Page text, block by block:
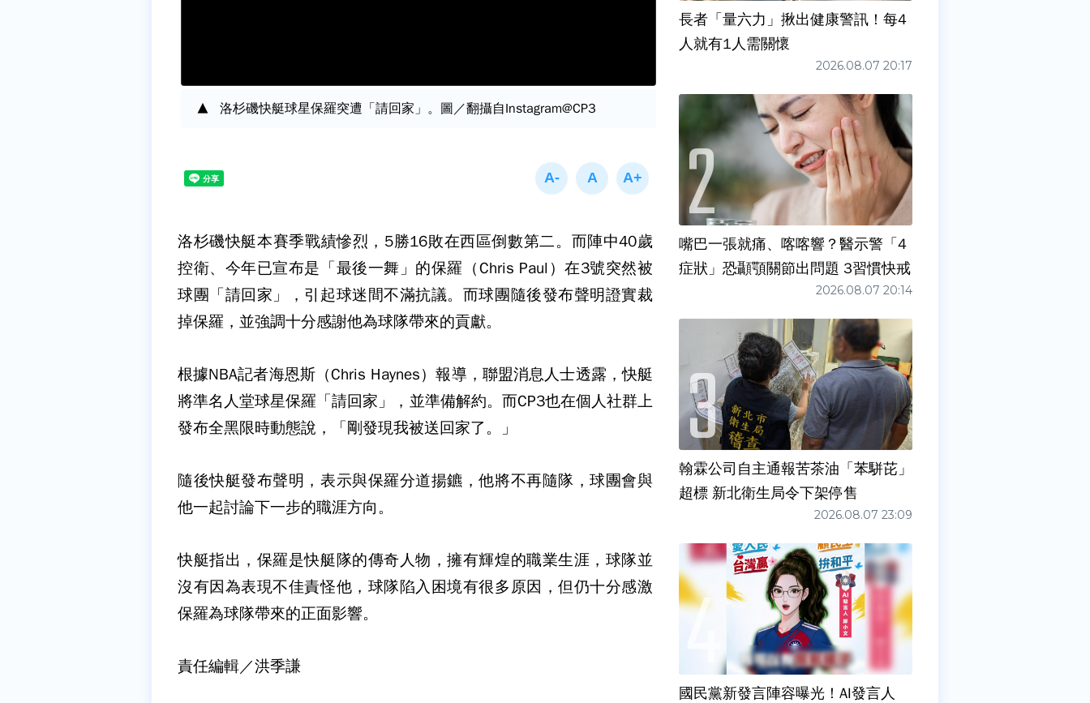
洛杉磯快艇球星保羅突遭「請回家」。圖／翻攝自Instagram@CP3
洛杉磯快艇本賽季戰績慘烈，5勝16敗在西區倒數第二。而陣中40歲
控衛、今年已宣布是「最後一舞」的保羅（Chris Paul）在3號突然被
球團「請回家」，引起球迷間不滿抗議。而球團隨後發布聲明證實裁
掉保羅，並強調十分感謝他為球隊帶來的貢獻。
根據NBA記者海恩斯（Chris Haynes）報導，聯盟消息人士透露，快艇
將準名人堂球星保羅「請回家」，並準備解約。而CP3也在個人社群上
發布全黑限時動態說，「剛發現我被送回家了。」
隨後快艇發布聲明，表示與保羅分道揚鑣，他將不再隨隊，球團會與
他一起討論下一步的職涯方向。
快艇指出，保羅是快艇隊的傳奇人物，擁有輝煌的職業生涯，球隊並
沒有因為表現不佳責怪他，球隊陷入困境有很多原因，但仍十分感激
保羅為球隊帶來的正面影響。
責任編輯／洪季謙
長者「量六力」揪出健康警訊！每4
人就有1人需關懷
2026.08.07 20:17
嘴巴一張就痛、喀喀響？醫示警「4
症狀」恐顳顎關節出問題 3習慣快戒
2026.08.07 20:14
翰霖公司自主通報苦茶油「苯駢芘」
超標 新北衛生局令下架停售
2026.08.07 23:09
國民黨新發言陣容曝光！AI發言人